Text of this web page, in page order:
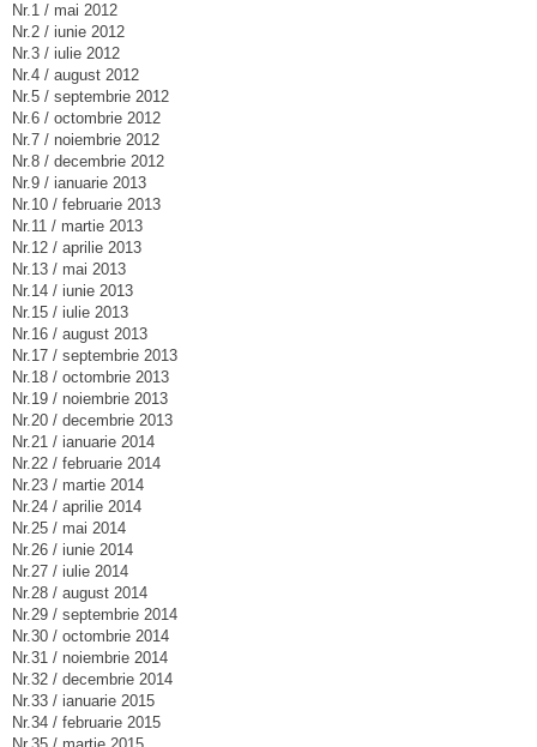
Nr.1 / mai 2012
Nr.2 / iunie 2012
Nr.3 / iulie 2012
Nr.4 / august 2012
Nr.5 / septembrie 2012
Nr.6 / octombrie 2012
Nr.7 / noiembrie 2012
Nr.8 / decembrie 2012
Nr.9 / ianuarie 2013
Nr.10 / februarie 2013
Nr.11 / martie 2013
Nr.12 / aprilie 2013
Nr.13 / mai 2013
Nr.14 / iunie 2013
Nr.15 / iulie 2013
Nr.16 / august 2013
Nr.17 / septembrie 2013
Nr.18 / octombrie 2013
Nr.19 / noiembrie 2013
Nr.20 / decembrie 2013
Nr.21 / ianuarie 2014
Nr.22 / februarie 2014
Nr.23 / martie 2014
Nr.24 / aprilie 2014
Nr.25 / mai 2014
Nr.26 / iunie 2014
Nr.27 / iulie 2014
Nr.28 / august 2014
Nr.29 / septembrie 2014
Nr.30 / octombrie 2014
Nr.31 / noiembrie 2014
Nr.32 / decembrie 2014
Nr.33 / ianuarie 2015
Nr.34 / februarie 2015